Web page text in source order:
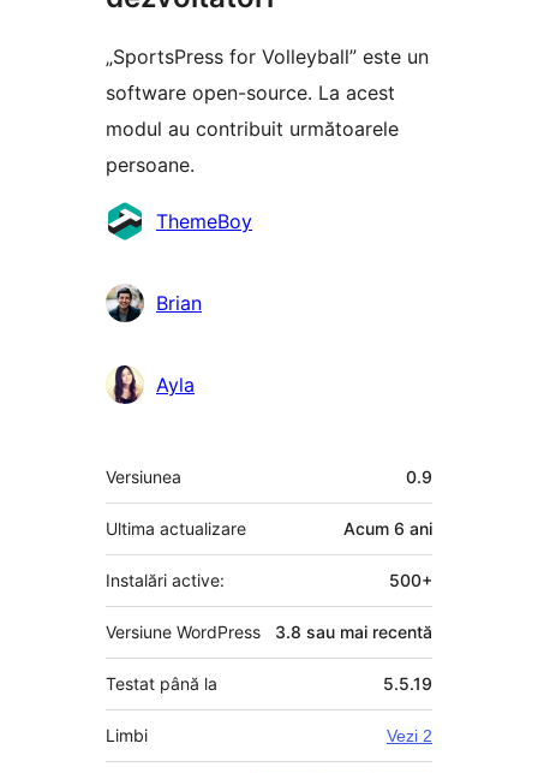
„SportsPress for Volleyball” este un
software open-source. La acest
modul au contribuit următoarele
persoane.
Contributori
ThemeBoy
Brian
Ayla
Meta
Versiunea 0.9
Ultima actualizare Acum 6 ani
Instalări active: 500+
Versiune WordPress 3.8 sau mai recentă
Testat până la 5.5.19
Limbi Vezi 2